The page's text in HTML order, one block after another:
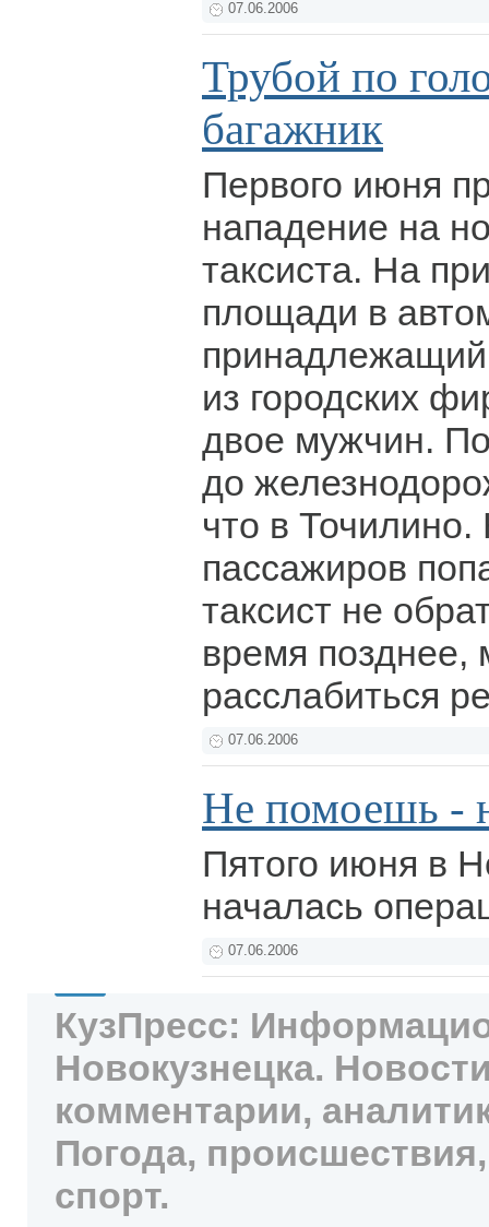
07.06.2006
Трубой по
багажник
Первого июня
нападение на
таксиста. На
площади в
из городских
двое мужчин.
до
что в Точилино.
пассажиров
таксист не
время позднее,
расслабиться
07.06.2006
Не помоешь -
Пятого июня в
началась
07.06.2006
КузПресс:
Новокузнецка.
комментарии,
Погода,
спорт.